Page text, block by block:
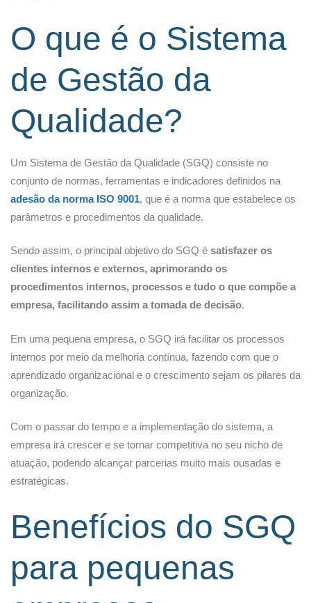
O que é o Sistema
de Gestão da
Qualidade?
Um Sistema de Gestão da Qualidade (SGQ) consiste no
conjunto de normas, ferramentas e indicadores definidos na
adesão da norma ISO 9001, que é a norma que estabelece os
parâmetros e procedimentos da qualidade.
Sendo assim, o principal objetivo do SGQ é satisfazer os
clientes internos e externos, aprimorando os
procedimentos internos, processos e tudo o que compõe a
empresa, facilitando assim a tomada de decisão.
Em uma pequena empresa, o SGQ irá facilitar os processos
internos por meio da melhoria contínua, fazendo com que o
aprendizado organizacional e o crescimento sejam os pilares da
organização.
Com o passar do tempo e a implementação do sistema, a
empresa irá crescer e se tornar competitiva no seu nicho de
atuação, podendo alcançar parcerias muito mais ousadas e
estratégicas.
Benefícios do SGQ
para pequenas